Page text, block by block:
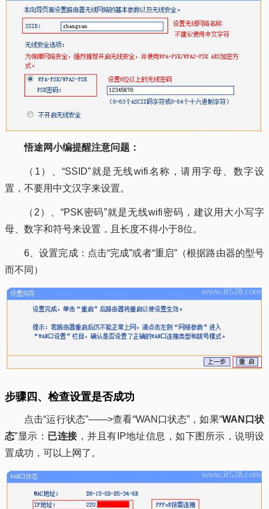
悟途网小编提醒注意问题：
（1）、“SSID”就是无线wifi名称，请用字母、数字设
置，不要用中文汉字来设置。
（2）、“PSK密码”就是无线wifi密码，建议用大小写字
母、数字和符号来设置，且长度不得小于8位。
6、设置完成：点击“完成”或者“重启”（根据路由器的型号
而不同）
步骤四、检查设置是否成功
点击“运行状态”——>查看“WAN口状态”，如果“WAN口状
态”显示： 已连接，并且有IP地址信息，如下图所示，说明设
置成功，可以上网了。